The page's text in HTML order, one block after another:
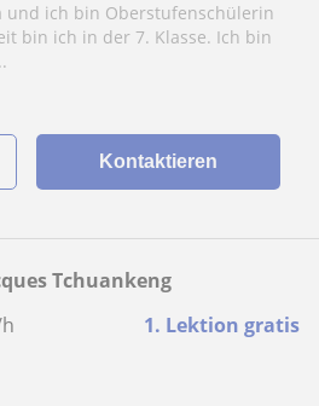
und ich bin Oberstufenschülerin
bin ich in der 7. Klasse. Ich bin
Kontaktieren
1. Lektion gratis
Tchuankeng